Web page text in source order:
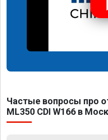
Частые вопросы про
ML350 CDI W166 в